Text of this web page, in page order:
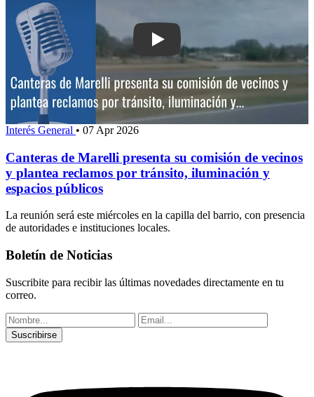
Play: Canteras de Marelli presenta
Interés General • 07 Apr 2026
Canteras de Marelli presenta su comisión de vecinos
y plantea reclamos por tránsito, iluminación y
espacios públicos
La reunión será este miércoles en la capilla del barrio, con presencia
de autoridades e instituciones locales.
Boletín de Noticias
Suscribite para recibir las últimas novedades directamente en tu
correo.
Suscribirse